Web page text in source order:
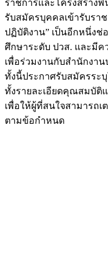
ราชการและโครงสร้าง
รับสมัครบุคคลเข้ารับรา
ปฏิบัติงาน” เป็นอีกหนึ่งช่
ศึกษาระดับ ปวส. และมีค
เพื่อร่วมงานกับสำนักงา
ทั้งนี้ประกาศรับสมัครระ
ทั้งรายละเอียดคุณสมบั
เพื่อให้ผู้ที่สนใจสามารถ
ตามข้อกำหนด